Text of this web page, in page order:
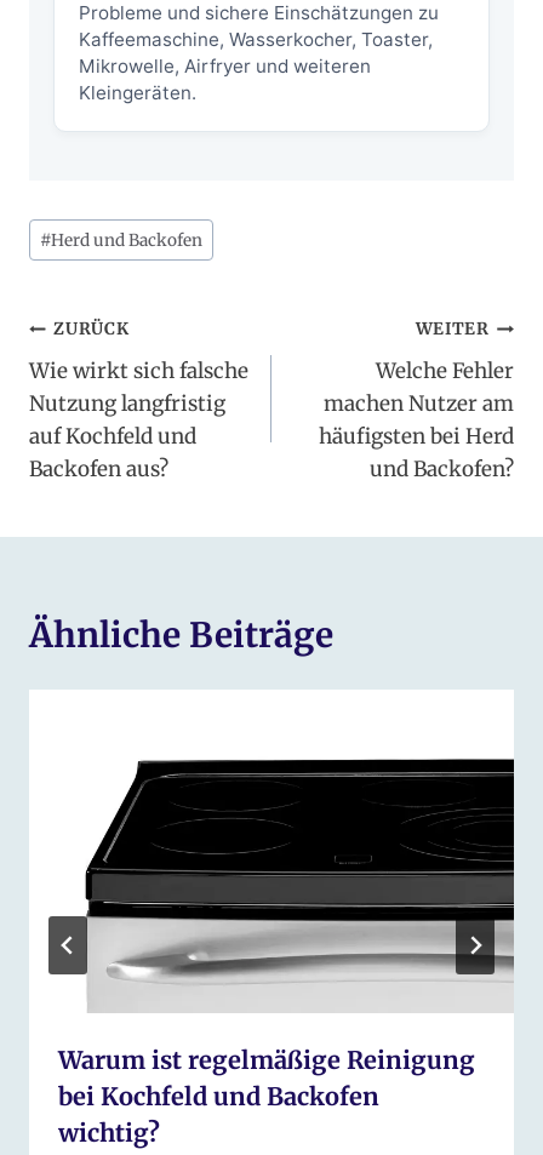
Probleme und sichere Einschätzungen zu
Kaffeemaschine, Wasserkocher, Toaster,
Mikrowelle, Airfryer und weiteren
Kleingeräten.
Schlagworte:
#Herd und Backofen
Beitragsnavigation
ZURÜCK
Wie wirkt sich falsche
Nutzung langfristig
auf Kochfeld und
Backofen aus?
WEITER
Welche Fehler
machen Nutzer am
häufigsten bei Herd
und Backofen?
Ähnliche Beiträge
Warum ist regelmäßige Reinigung
bei Kochfeld und Backofen
wichtig?